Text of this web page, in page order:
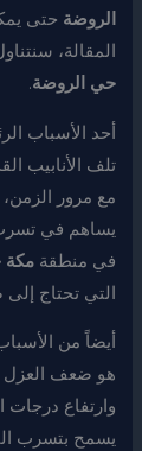
الروضة حتى
المقالة،
حي الروضة.
أحد الأسباب
تلف الأنابيب
مع مرور
يساهم في تسرب
في منطقةمكة
التي تحتاج إلى
أيضاً من
هو ضعف العزل
وارتفاع درجات
يسمح بتسرب